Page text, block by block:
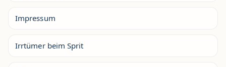
Impressum
Irrtümer beim Sprit